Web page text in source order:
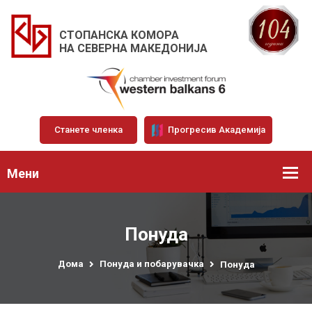
СТОПАНСКА КОМОРА
НА СЕВЕРНА МАКЕДОНИЈА
Станете членка Прогресив Академија
Мени
Понуда
Дома Понуда и побарувачка Понуда